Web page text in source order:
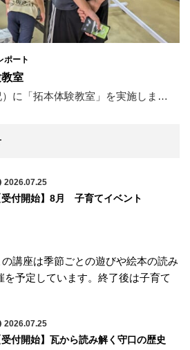
ポート
教室
）に「拓本体験教室」を実施しま…
2026.07.25
受付開始】8月 子育てイベント
の講座は季節ごとの遊びや絵本の読み
を予定しています。終了後は子育て
2026.07.25
受付開始】瓦から読み解く守口の歴史